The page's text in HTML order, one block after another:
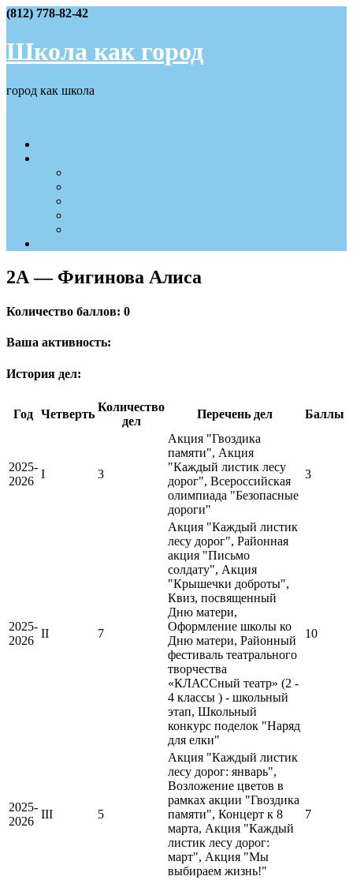
Skip
content
(812) 778-82-42
Школа как город
город как школа
2А — Фигинова Алиса
Количество баллов: 0
Ваша активность:
История дел:
Год Четверть
Количество
дел
Перечень дел Баллы
2025-
2026
I 3
Акция "Гвоздика
памяти", Акция
"Каждый листик лесу
дорог", Всероссийская
олимпиада "Безопасные
дороги"
3
2025-
2026
II 7
Акция "Каждый листик
лесу дорог", Районная
акция "Письмо
солдату", Акция
"Крышечки доброты",
Квиз, посвященный
Дню матери,
Оформление школы ко
Дню матери, Районный
фестиваль театрального
творчества
«КЛАССный театр» (2 -
4 классы ) - школьный
этап, Школьный
конкурс поделок "Наряд
для елки"
10
2025-
2026
III 5
Акция "Каждый листик
лесу дорог: январь",
Возложение цветов в
рамках акции "Гвоздика
памяти", Концерт к 8
марта, Акция "Каждый
листик лесу дорог:
март", Акция "Мы
выбираем жизнь!"
7